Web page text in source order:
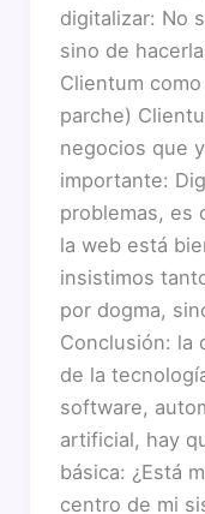
digitalizar: No
sino de
Clientum
parche)
negocios que
importante:
problemas, es
la web está
insistimos
por dogma,
Conclusión: la
de la
software,
artificial, hay
básica: ¿Está
centro de mi